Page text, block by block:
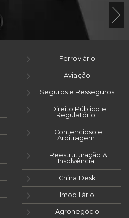
Ferroviário
Aviação
Seguros e Resseguros
Direito Público e
Regulatório
Contencioso e
Arbitragem
Reestruturação &
Insolvência
China Desk
Imobiliário
Agronegócio